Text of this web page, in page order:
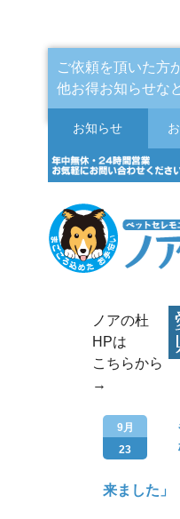
ご依頼を頂いた方
他お得お知らせな
お知らせ
ノアの杜
HPは
こちらから
→
9月
23
来ました」